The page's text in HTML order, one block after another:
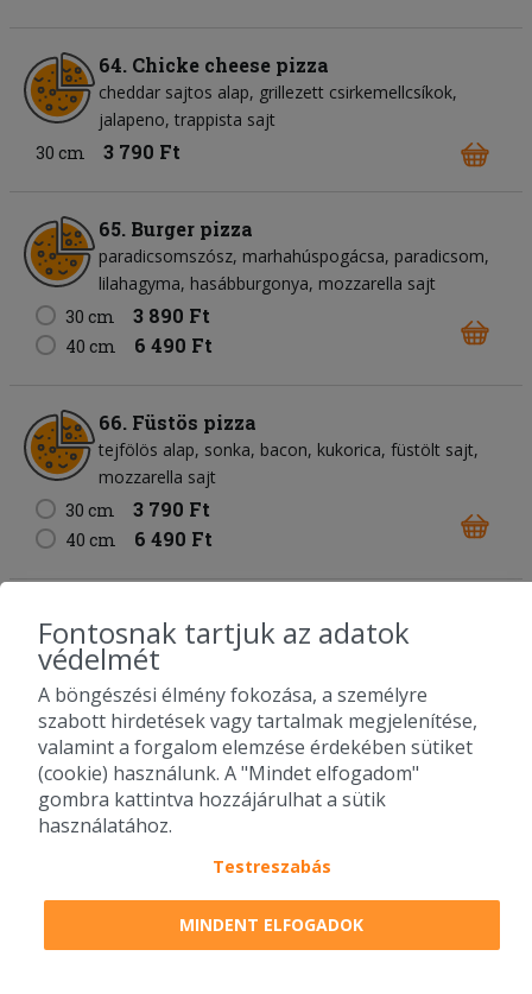
64. Chicke cheese pizza
cheddar sajtos alap grillezett csirkemellcsíkok
jalapeno trappista sajt
30 cm
3 790 Ft
65. Burger pizza
paradicsomszósz marhahúspogácsa paradicsom
lilahagyma hasábburgonya mozzarella sajt
30 cm
3 890 Ft
40 cm 6 490 Ft
66. Füstös pizza
tejfölös alap sonka bacon kukorica füstölt sajt
mozzarella sajt
30 cm
3 790 Ft
40 cm 6 490 Ft
67. Carbonara pizza
fokhagymás-tejfölös alap sonka bacon
füstölt sajt
30 cm
3 890 Ft
40 cm 6 490 Ft
68. Füstös BBQ pizza
BBQ alap
mozzarella sajt
30 cm
3 790 Ft
6 490 Ft
Fontosnak tartjuk az adatok
védelmét
A böngészési élmény fokozása, a személyre
szabott hirdetések vagy tartalmak megjelenítése,
valamint a forgalom elemzése érdekében sütiket
(cookie) használunk. A "Mindet elfogadom"
gombra kattintva hozzájárulhat a sütik
használatához.
Testreszabás
MINDENT ELFOGADOK